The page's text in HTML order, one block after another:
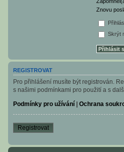
Znovu
Skrýt
REGISTROVAT
Pro přihlášení musíte být registrován.
s našimi podmínkami pro použití a s
Podmínky pro užívání
Ochrana
Registrovat